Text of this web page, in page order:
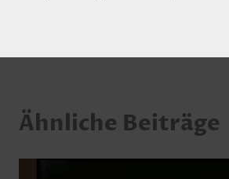
Ähnliche Beiträge